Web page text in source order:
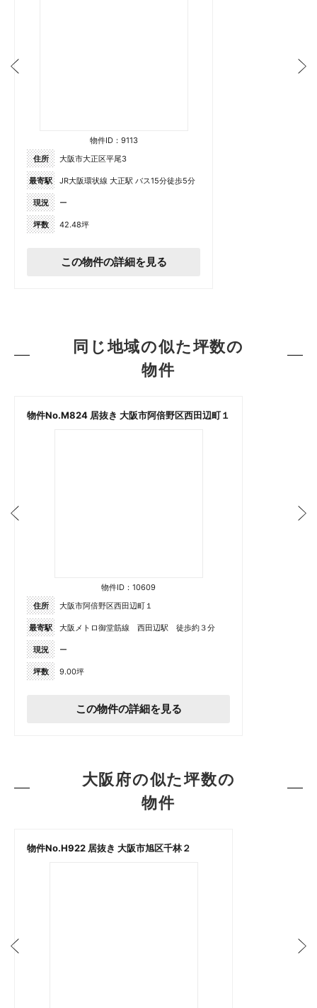
物件ID：9113
住所
大阪市大正区平尾3
最寄駅 JR大阪環状線 大正駅 バス15分徒歩5分
現況 ー
坪数 42.48坪
この物件の詳細を見る
同じ地域の似た坪数の
物件
物件No.M824 居抜き 大阪市阿倍野区西田辺町１
物件ID：10609
住所
大阪市阿倍野区西田辺町１
最寄駅 大阪メトロ御堂筋線 西田辺駅 徒歩約３分
現況 ー
坪数 9.00坪
この物件の詳細を見る
大阪府の似た坪数の
物件
物件No.H922 居抜き 大阪市旭区千林２